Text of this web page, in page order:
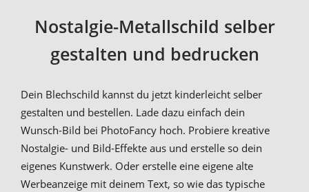
Nostalgie-Metallschild selber
gestalten und bedrucken
Dein Blechschild kannst du jetzt kinderleicht selber
gestalten und bestellen. Lade dazu einfach dein
Wunsch-Bild bei PhotoFancy hoch. Probiere kreative
Nostalgie- und Bild-Effekte aus und erstelle so dein
eigenes Kunstwerk. Oder erstelle eine eigene alte
Werbeanzeige mit deinem Text, so wie das typische